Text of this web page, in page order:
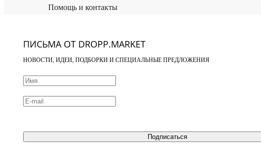
Помощь и контакты
ПИСЬМА ОТ DROPP.MARKET
НОВОСТИ, ИДЕИ, ПОДБОРКИ И СПЕЦИАЛЬНЫЕ ПРЕДЛОЖЕНИЯ
Подписаться